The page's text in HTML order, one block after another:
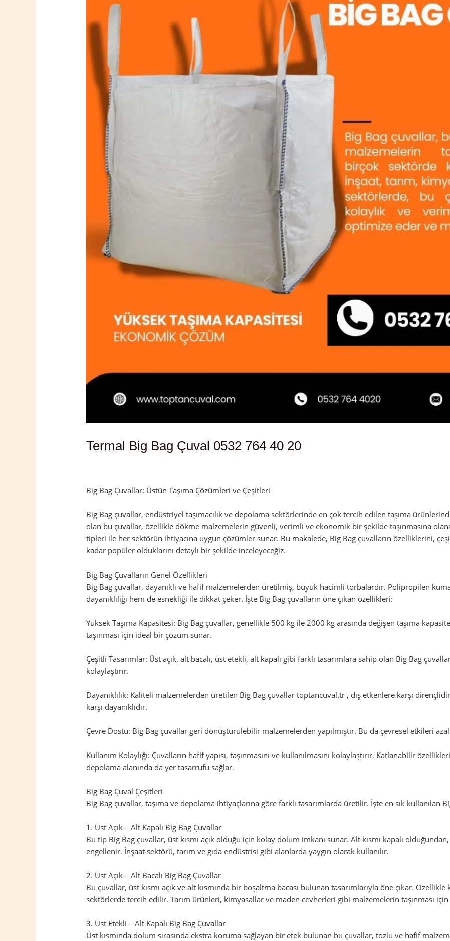
Termal Big Bag Çuval 0532 764 40 20
Big Bag Çuvallar: Üstün Taşıma Çözümleri ve Çeşitleri
Big Bag çuvallar, endüstriyel taşımacılık ve depolama sektörlerinde en çok tercih edilen taşıma
olan bu çuvallar, özellikle dökme malzemelerin güvenli, verimli ve ekonomik bir şekilde taşınmasına
tipleri ile her sektörün ihtiyacına uygun çözümler sunar. Bu makalede, Big Bag çuvalların özelliklerini,
kadar popüler olduklarını detaylı bir şekilde inceleyeceğiz.
Big Bag Çuvalların Genel Özellikleri
Big Bag çuvallar, dayanıklı ve hafif malzemelerden üretilmiş, büyük hacimli torbalardır. Polipropilen
dayanıklılığı hem de esnekliği ile dikkat çeker. İşte Big Bag çuvalların öne çıkan özellikleri:
Yüksek Taşıma Kapasitesi: Big Bag çuvallar, genellikle 500 kg ile 2000 kg arasında değişen taşıma
taşınması için ideal bir çözüm sunar.
Çeşitli Tasarımlar: Üst açık, alt bacalı, üst etekli, alt kapalı gibi farklı tasarımlara sahip olan Big Bag
kolaylaştırır.
Dayanıklılık: Kaliteli malzemelerden üretilen Big Bag çuvallar toptancuval.tr , dış etkenlere karşı
karşı dayanıklıdır.
Çevre Dostu: Big Bag çuvallar geri dönüştürülebilir malzemelerden yapılmıştır. Bu da çevresel etkileri
Kullanım Kolaylığı: Çuvalların hafif yapısı, taşınmasını ve kullanılmasını kolaylaştırır. Katlanabilir
depolama alanında da yer tasarrufu sağlar.
Big Bag Çuval Çeşitleri
Big Bag çuvallar, taşıma ve depolama ihtiyaçlarına göre farklı tasarımlarda üretilir. İşte en sık kullanılan
1. Üst Açık – Alt Kapalı Big Bag Çuvallar
Bu tip Big Bag çuvallar, üst kısmı açık olduğu için kolay dolum imkanı sunar. Alt kısmı kapalı olduğundan,
engellenir. İnşaat sektörü, tarım ve gıda endüstrisi gibi alanlarda yaygın olarak kullanılır.
2. Üst Açık – Alt Bacalı Big Bag Çuvallar
Bu çuvallar, üst kısmı açık ve alt kısmında bir boşaltma bacası bulunan tasarımlarıyla öne çıkar.
sektörlerde tercih edilir. Tarım ürünleri, kimyasallar ve maden cevherleri gibi malzemelerin taşınması
3. Üst Etekli – Alt Kapalı Big Bag Çuvallar
Üst kısmında dolum sırasında ekstra koruma sağlayan bir etek bulunan bu çuvallar, tozlu ve hafif